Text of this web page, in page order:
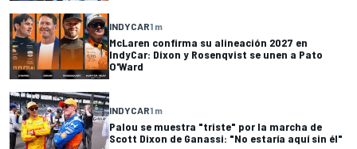
INDYCAR1 m
McLaren confirma su alineación 2027 en
IndyCar: Dixon y Rosenqvist se unen a Pato
O'Ward
INDYCAR1 m
Palou se muestra "triste" por la marcha de
Scott Dixon de Ganassi: "No estaría aquí sin él"